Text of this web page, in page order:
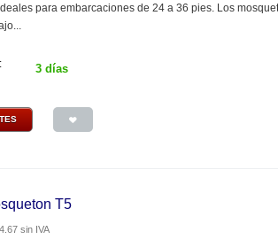
para embarcaciones de 24 a 36 pies. Los
3 días
T5
sin IVA